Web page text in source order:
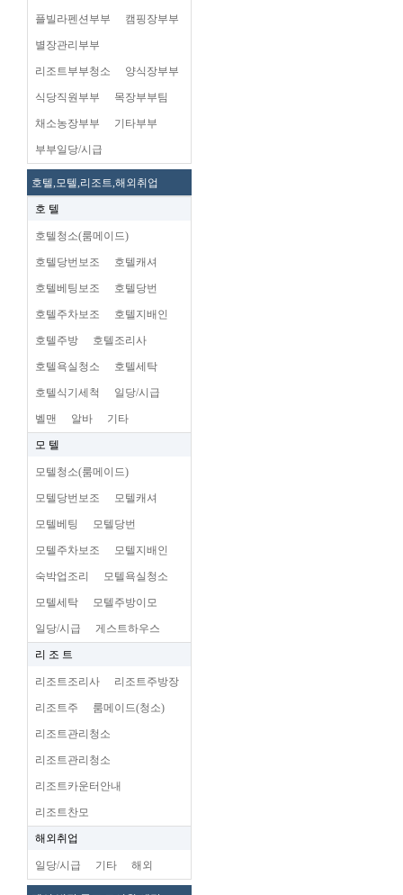
플빌라펜션부부 캠핑장부부
별장관리부부
리조트부부청소 양식장부부
식당직원부부 목장부부팀
채소농장부부 기타부부
부부일당/시급
호텔,모텔,리조트,해외취업
호 텔
호텔청소(룸메이드)
호텔당번보조 호텔캐셔
호텔베팅보조 호텔당번
호텔주차보조 호텔지배인
호텔주방 호텔조리사
호텔욕실청소 호텔세탁
호텔식기세척 일당/시급
벨맨 알바 기타
모 텔
모텔청소(룸메이드)
모텔당번보조 모텔캐셔
모텔베팅 모텔당번
모텔주차보조 모텔지배인
숙박업조리 모텔욕실청소
모텔세탁 모텔주방이모
일당/시급 게스트하우스
리 조 트
리조트조리사 리조트주방장
리조트주 룸메이드(청소)
리조트관리청소
리조트관리청소
리조트카운터안내
리조트찬모
해외취업
일당/시급 기타 해외